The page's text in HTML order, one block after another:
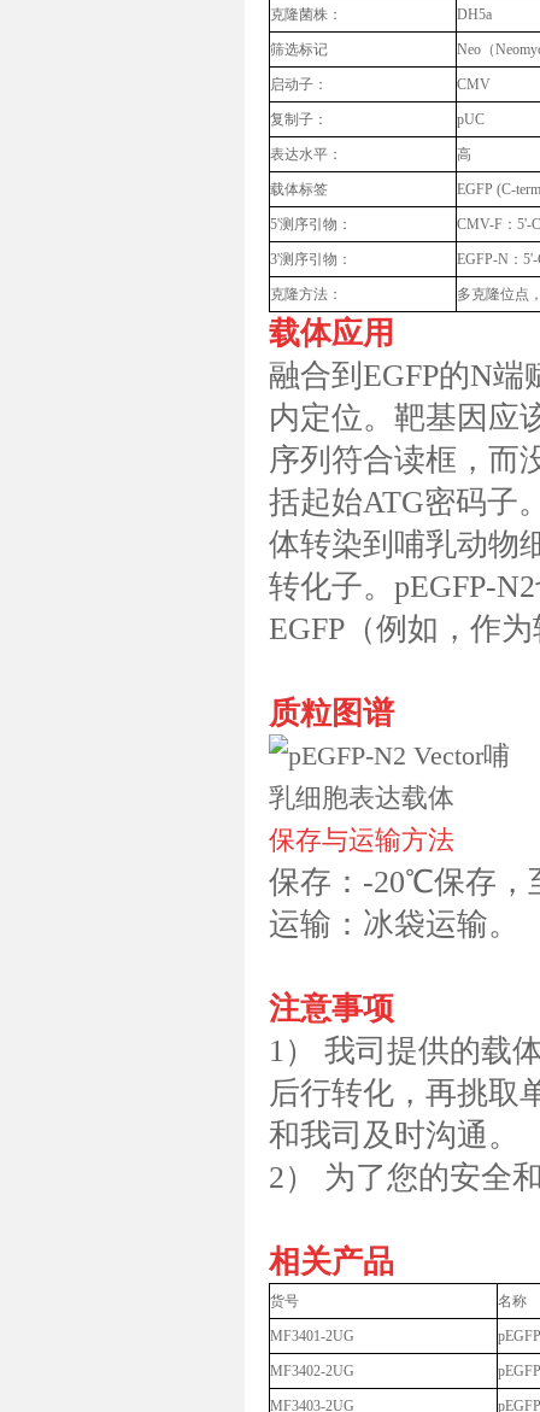
克隆菌株： DH5a
筛选标记 Neo（
启动子： CMV
复制子： pUC
表达水平： 高
载体标签 EGFP (C-
5'测序引物： CMV-F：5'-
3'测序引物： EGFP-N：
克隆方法： 多克隆位点
载体应用
融合到EGFP的N
内定位。靶基因应
序列符合读框，而
括起始ATG密码子
体转染到哺乳动物
转化子。pEGFP-
EGFP（例如，作
质粒图谱
保存与运输方法
保存：-20℃保存，
运输：冰袋运输。
注意事项
1） 我司提供的载
后行转化，再挑取
和我司及时沟通。
2） 为了您的安全
相关产品
货号 名称
MF3401-2UG
MF3402-2UG
MF3403-2UG